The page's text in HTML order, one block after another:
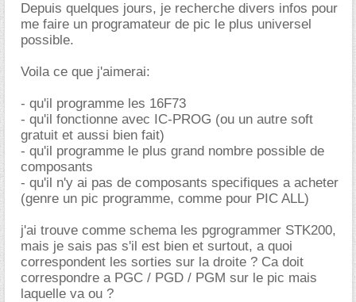
Depuis quelques jours, je recherche divers infos pour
me faire un programateur de pic le plus universel
possible.
Voila ce que j'aimerai:
- qu'il programme les 16F73
- qu'il fonctionne avec IC-PROG (ou un autre soft
gratuit et aussi bien fait)
- qu'il programme le plus grand nombre possible de
composants
- qu'il n'y ai pas de composants specifiques a acheter
(genre un pic programme, comme pour PIC ALL)
j'ai trouve comme schema les pgrogrammer STK200,
mais je sais pas s'il est bien et surtout, a quoi
correspondent les sorties sur la droite ? Ca doit
correspondre a PGC / PGD / PGM sur le pic mais
laquelle va ou ?